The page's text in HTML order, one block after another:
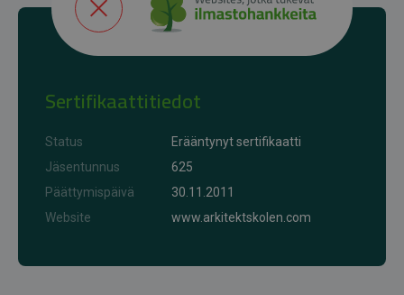
Sertifikaattitiedot
Status
Erääntynyt sertifikaatti
Jäsentunnus
625
Päättymispäivä
30.11.2011
Website
www.arkitektskolen.com